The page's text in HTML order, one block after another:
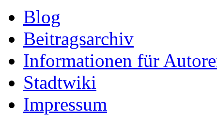
Blog
Beitragsarchiv
Informationen für
Stadtwiki
Impressum